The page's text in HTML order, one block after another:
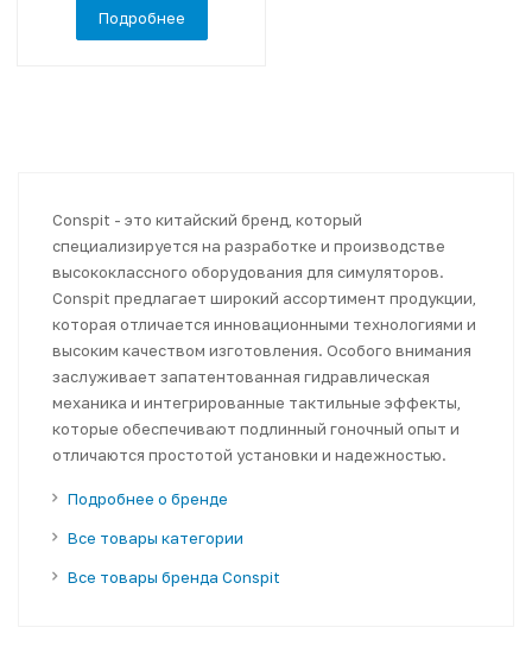
Подробнее
Conspit - это китайский бренд, который
специализируется на разработке и производстве
высококлассного оборудования для симуляторов.
Conspit предлагает широкий ассортимент продукции,
которая отличается инновационными технологиями и
высоким качеством изготовления. Особого внимания
заслуживает запатентованная гидравлическая
механика и интегрированные тактильные эффекты,
которые обеспечивают подлинный гоночный опыт и
отличаются простотой установки и надежностью.
Подробнее о бренде
Все товары категории
Все товары бренда Conspit